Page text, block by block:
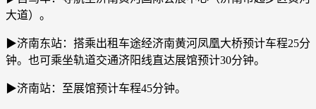
大道）。
▶济南东站：搭乘出租车途经济南黄河凤凰大桥预计车程25分
钟。也可乘坐轨道交通济阳线直达展馆预计30分钟。
▶济南站：至展馆预计车程45分钟。